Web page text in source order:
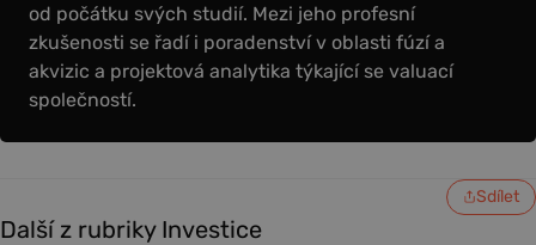
od počátku svých studií. Mezi jeho profesní
zkušenosti se řadí i poradenství v oblasti fúzí a
akvizic a projektová analytika týkající se valuací
společností.
Sdílet
Další z rubriky Investice